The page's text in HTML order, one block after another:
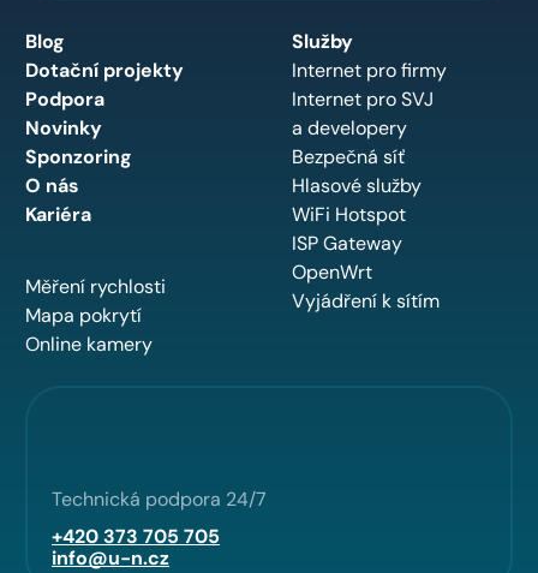
Blog
Dotační projekty
Podpora
Novinky
Sponzoring
O nás
Kariéra
Měření rychlosti
Mapa pokrytí
Online kamery
Služby
Internet pro firmy
Internet pro SVJ
a developery
Bezpečná síť
Hlasové služby
WiFi Hotspot
ISP Gateway
OpenWrt
Vyjádření k sítím
Technická podpora 24/7
+420 373 705 705
info@u-n.cz